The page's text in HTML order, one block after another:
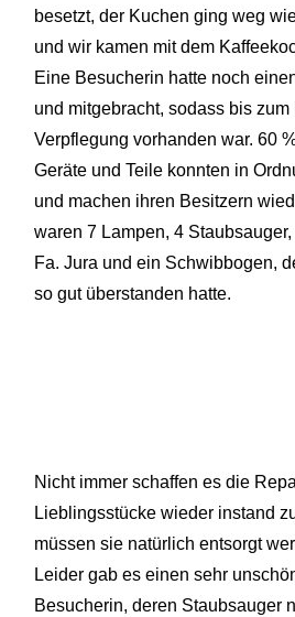
besetzt, der Kuchen ging weg
und wir kamen mit dem
Eine Besucherin hatte noch
und mitgebracht, sodass bis
Verpflegung vorhanden war. 60
Geräte und Teile konnten in
und machen ihren Besitzern
waren 7 Lampen, 4
Fa. Jura und ein Schwibbogen,
so gut überstanden hatte.
Nicht immer schaffen es die
Lieblingsstücke wieder instand
müssen sie natürlich entsorgt
Leider gab es einen sehr
Besucherin, deren Staubsauger